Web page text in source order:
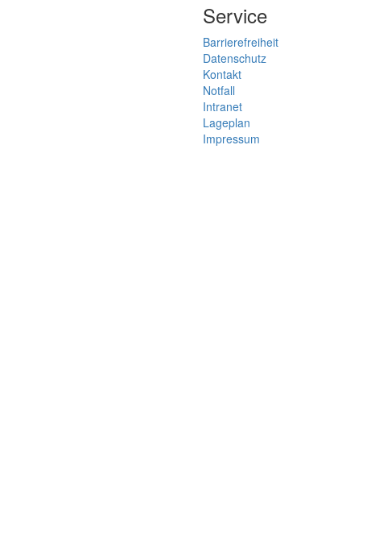
Service
Barrierefreiheit
Datenschutz
Kontakt
Notfall
Intranet
Lageplan
Impressum